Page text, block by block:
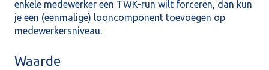
enkele medewerker een TWK-run wilt forceren, dan kun
je een (eenmalige) looncomponent toevoegen op
medewerkersniveau.
Waarde